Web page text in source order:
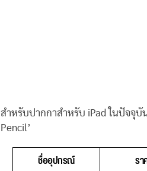
สำหรับปากกาสำหรับ iPad ในปัจจุ
Pencil’
ชื่ออุปกรณ์ ร